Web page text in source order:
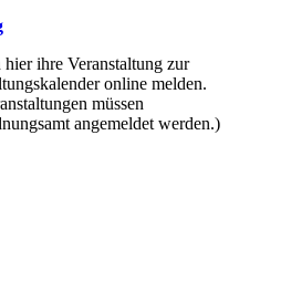
ihre Veranstaltung zur
online melden.
müssen
angemeldet werden.)